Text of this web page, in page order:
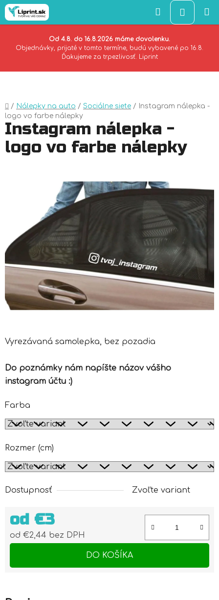
Od 4.8. do 16.8.2026 máme dovolenku.
Objednávky, prijaté v tomto termíne, budú vybavené po 16.8.
Ďakujeme za trpezlivosť. Liprint
Hľadať
KOŠÍK
Domov
/ Nálepky na auto / Sociálne siete /
Instagram nálepka -
logo vo farbe nálepky
Vyrezávaná samolepka, bez pozadia
Do poznámky nám napíšte názov vášho
instagram účtu :)
Farba
Rozmer (cm)
Dostupnosť Zvoľte variant
od €3
od €2,44 bez DPH
DO KOŠÍKA
Instagram nálepka -
logo vo farbe nálepky